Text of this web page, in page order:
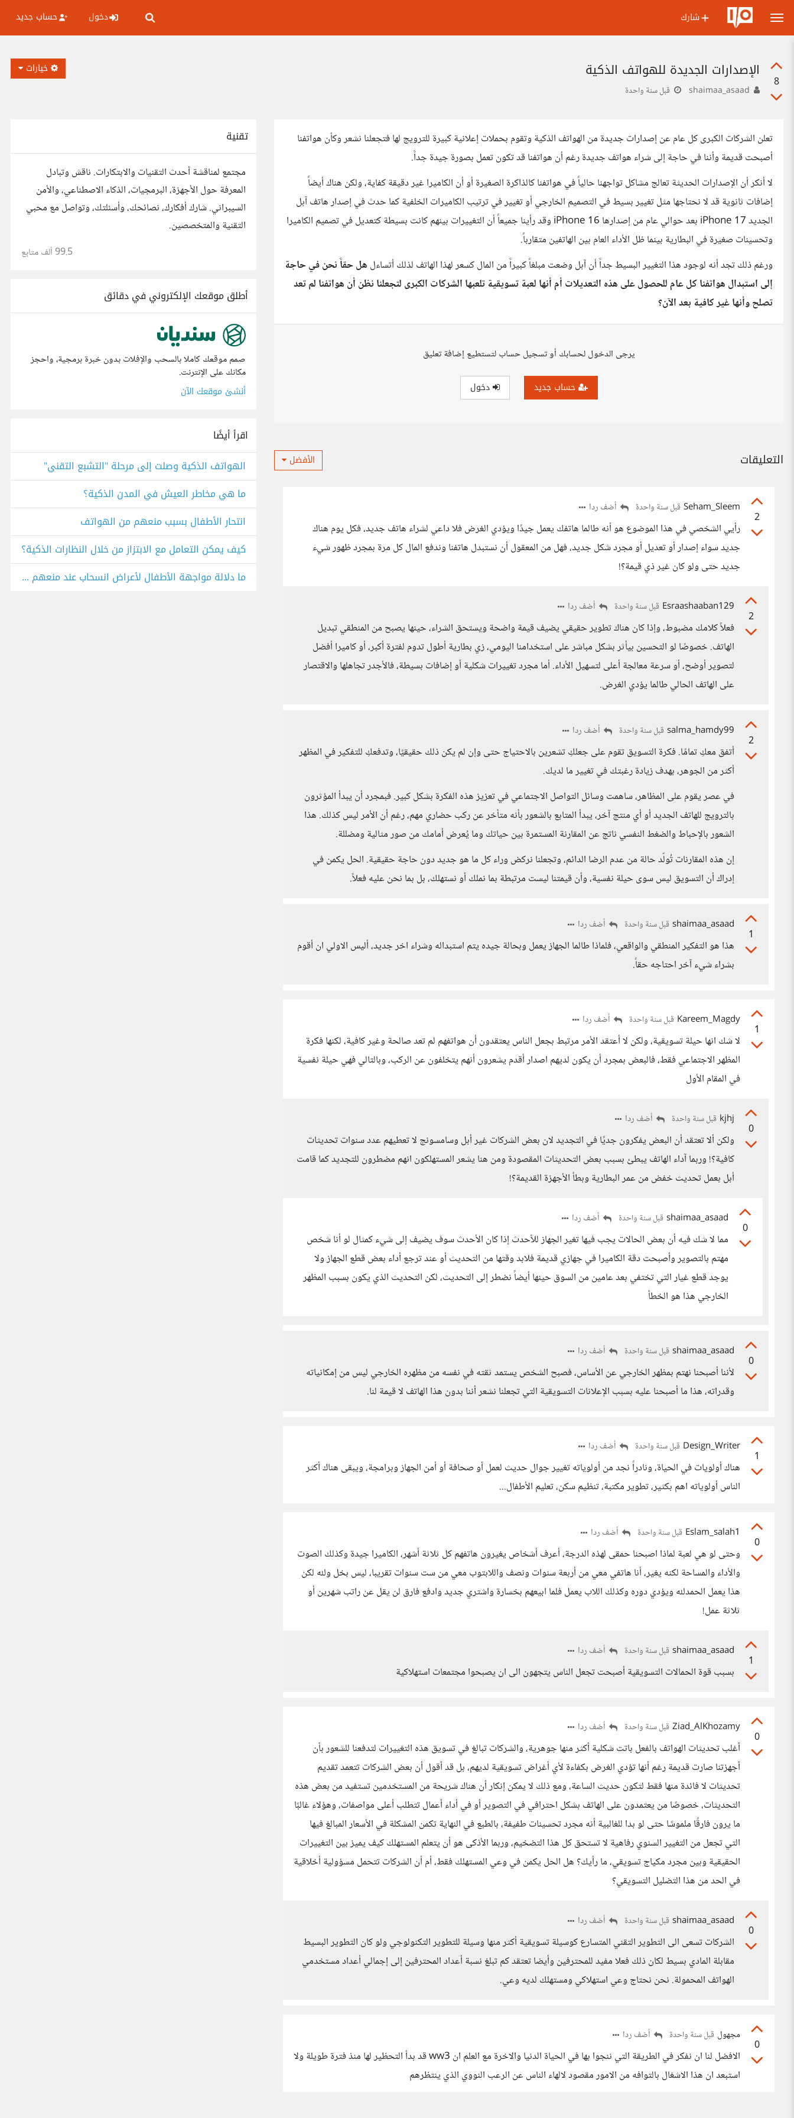
شارك دخول حساب جديد
8
الإصدارات الجديدة للهواتف الذكية
قبل سنة واحدة
خيارات
تعلن الشركات الكبرى كل عام عن إصدارات جديدة من الهواتف الذكية وتقوم بحملات إعلانية كبيرة للترويج لها فتجعلنا نشعر وكأن هواتفنا
أصبحت قديمة وأننا في حاجة إلى شراء هواتف جديدة رغم أن هواتفنا قد تكون تعمل بصورة جيدة جداََ.
لا أنكر أن الإصدارات الحديثة تعالج مشاكل تواجهنا حالياََ في هواتفنا كالذاكرة الصغيرة أو أن الكاميرا غير دقيقة كفاية، ولكن هناك أيضاََ
إضافات ثانوية قد لا نحتاجها مثل تغيير بسيط في التصميم الخارجي أو تغيير في ترتيب الكاميرات الخلفية كما حدث في إصدار هاتف آبل
الجديد iPhone 17 بعد حوالي عام من إصدارها iPhone 16 وقد رأينا جميعاََ أن التغييرات بينهم كانت بسيطة كتعديل في تصميم الكاميرا
وتحسينات صغيرة في البطارية بينما ظل الأداء العام بين الهاتفين متقارباََ.
ورغم ذلك تجد أنه لوجود هذا التغيير البسيط جداََ أن آبل وضعت مبلغاََ كبيراََ من المال كسعر لهذا الهاتف لذلك أتساءل هل حقاََ نحن في حاجة
إلى استبدال هواتفنا كل عام للحصول على هذه التعديلات أم أنها لعبة تسويقية تلعبها الشركات الكبرى لتجعلنا نظن أن هواتفنا لم تعد
تصلح وأنها غير كافية بعد الآن؟
يرجى الدخول لحسابك أو تسجيل حساب لتستطيع إضافة تعليق
حساب جديد دخول
التعليقات الأفضل
2
Seham_Sleem قبل سنة واحدة أضف ردا
رأيي الشخصي في هذا الموضوع هو أنه طالما هاتفك يعمل جيدًا ويؤدي الغرض فلا داعي لشراء هاتف جديد، فكل يوم هناك
جديد سواء إصدار أو تعديل أو مجرد شكل جديد، فهل من المعقول أن نستبدل هاتفنا وندفع المال كل مرة بمجرد ظهور شيء
جديد حتى ولو كان غير ذي قيمة؟!
2
Esraashaaban129 قبل سنة واحدة أضف ردا
فعلاً كلامك مضبوط، وإذا كان هناك تطوير حقيقي يضيف قيمة واضحة ويستحق الشراء، حينها يصبح من المنطقي تبديل
الهاتف. خصوصًا لو التحسين بيأثر بشكل مباشر على استخدامنا اليومي، زي بطارية أطول تدوم لفترة أكبر، أو كاميرا أفضل
لتصوير أوضح، أو سرعة معالجة أعلى لتسهيل الأداء. أما مجرد تغييرات شكلية أو إضافات بسيطة، فالأجدر تجاهلها والاقتصار
على الهاتف الحالي طالما يؤدي الغرض.
2
salma_hamdy99 قبل سنة واحدة أضف ردا
أتفق معكِ تمامًا. فكرة التسويق تقوم على جعلكِ تشعرين بالاحتياج حتى وإن لم يكن ذلك حقيقيًا، وتدفعكِ للتفكير في المظهر
أكثر من الجوهر، بهدف زيادة رغبتك في تغيير ما لديك.
​في عصر يقوم على المظاهر، ساهمت وسائل التواصل الاجتماعي في تعزيز هذه الفكرة بشكل كبير. فبمجرد أن يبدأ المؤثرون
بالترويج للهاتف الجديد أو أي منتج آخر، يبدأ المتابع بالشعور بأنه متأخر عن ركب حضاري مهم، رغم أن الأمر ليس كذلك. هذا
الشعور بالإحباط والضغط النفسي ناتج عن المقارنة المستمرة بين حياتك وما يُعرض أمامك من صور مثالية ومضللة.
​إن هذه المقارنات تُولّد حالة من عدم الرضا الدائم، وتجعلنا نركض وراء كل ما هو جديد دون حاجة حقيقية. الحل يكمن في
إدراك أن التسويق ليس سوى حيلة نفسية، وأن قيمتنا ليست مرتبطة بما نملك أو نستهلك، بل بما نحن عليه فعلاً.
1
shaimaa_asaad قبل سنة واحدة أضف ردا
هذا هو التفكير المنطقي والواقعي، فلماذا طالما الجهاز يعمل وبحالة جيده يتم استبداله وشراء اخر جديد، أليس الاولي ان أقوم
بشراء شيء آخر احتاجه حقاً.
1
Kareem_Magdy قبل سنة واحدة أضف ردا
لا شك انها حيلة تسويقية، ولكن لا أعتقد الأمر مرتبط بجعل الناس يعتقدون أن هواتفهم لم تعد صالحة وغير كافية، لكنها فكرة
المظهر الاجتماعي فقط، فالبعض بمجرد أن يكون لديهم اصدار أقدم يشعرون أنهم يتخلفون عن الركب، وبالتالي فهي حيلة نفسية
في المقام الأول
0
kjhj قبل سنة واحدة أضف ردا
ولكن ألا تعتقد أن البعض يفكرون جديًا في التجديد لان بعض الشركات غير أبل وسامسونج لا تعطيهم عدد سنوات تحديثات
كافية؟! وربما آداء الهاتف يبطئ بسبب بعض التحديثات المقصودة ومن هنا يشعر المستهلكون انهم مضطرون للتجديد كما قامت
أبل بعمل تحديث خفض من عمر البطارية وبطأ الأجهزة القديمة؟!
0
shaimaa_asaad قبل سنة واحدة أضف ردا
مما لا شك فيه أن بعض الحالات يجب فيها تغير الجهاز للأحدث إذا كان الأحدث سوف يضيف إلى شيء كمثال لو أنا شخص
مهتم بالتصوير وأصبحت دقة الكاميرا في جهازي قديمة فلابد وقتها من التحديث أو عند ترجع أداء بعض قطع الجهاز ولا
يوجد قطع غيار التي تختفي بعد عامين من السوق حينها أيضاً نضطر إلى التحديث، لكن التحديث الذي يكون بسبب المظهر
الخارجي هذا هو الخطأ
0
shaimaa_asaad قبل سنة واحدة أضف ردا
لأننا أصبحنا نهتم بمظهر الخارجي عن الأساس، فصبح الشخص يستمد ثقته في نفسه من مظهره الخارجي ليس من إمكانياته
وقدراته، هذا ما أصبحنا عليه بسبب الإعلانات التسويقية التي تجعلنا نشعر أننا بدون هذا الهاتف لا قيمة لنا.
1
Design_Writer قبل سنة واحدة أضف ردا
هناك أولويات في الحياة، ونادراً نجد من أولوياته تغيير جوال حديث لعمل أو صحافة أو أمن الجهاز وبرامجة، ويبقى هناك أكثر
الناس أولوياته اهم بكثير، تطوير مكتبة، تنظيم سكن، تعليم الأطفال...
0
Eslam_salah1 قبل سنة واحدة أضف ردا
وحتى لو هي لعبة لماذا اصبحنا حمقى لهذه الدرجة، أعرف أشخاص يغيرون هاتفهم كل ثلاثة أشهر، الكاميرا جيدة وكذلك الصوت
والأداء والمساحة لكنه يغير، أنا هاتفي معي من أربعة سنوات ونصف واللابتوب معي من ست سنوات تقريبا، ليس بخل ولله لكن
هذا يعمل الحمدلله ويؤدي دوره وكذلك اللاب يعمل فلما ابيعهم بخسارة واشتري جديد وادفع فارق لن يقل عن راتب شهرين أو
ثلاثة عمل!
1
shaimaa_asaad قبل سنة واحدة أضف ردا
بسبب قوة الحمالات التسويقية أصبحت تجعل الناس يتجهون الى ان يصبحوا مجتمعات استهلاكية
0
Ziad_AlKhozamy قبل سنة واحدة أضف ردا
أغلب تحديثات الهواتف بالفعل باتت شكلية أكثر منها جوهرية، والشركات تبالغ في تسويق هذه التغييرات لتدفعنا للشعور بأن
أجهزتنا صارت قديمة رغم أنها تؤدي الغرض بكفاءة لأي أغراض تسويقية لديهم، بل قد أقول أن بعض الشركات تتعمد تقديم
تحديثات لا فائدة منها فقط لتكون حديث الساعة، ومع ذلك لا يمكن إنكار أن هناك شريحة من المستخدمين تستفيد من بعض هذه
التحديثات، خصوصًا من يعتمدون على الهاتف بشكل احترافي في التصوير أو في أداء أعمال تتطلب أعلى مواصفات، وهؤلاء غالبًا
ما يرون فارقًا ملموسًا حتى لو بدا للغالبية أنه مجرد تحسينات طفيفة، بالطبع في النهاية تكمن المشكلة في الأسعار المبالغ فيها
التي تجعل من التغيير السنوي رفاهية لا تستحق كل هذا التضخيم، وربما الأذكى هو أن يتعلم المستهلك كيف يميز بين التغييرات
الحقيقية وبين مجرد مكياج تسويقي، ما رأيك؟ هل الحل يكمن في وعي المستهلك فقط، أم أن الشركات تتحمل مسؤولية أخلاقية
في الحد من هذا التضليل التسويقي؟
0
shaimaa_asaad قبل سنة واحدة أضف ردا
الشركات تسعى الى التطوير التقني المتسارع كوسيلة تسويقية أكثر منها وسيلة للتطوير التكنولوجي ولو كان التطوير البسيط
مقابلة المادي بسيط لكان ذلك فعلا مفيد للمحترفين وأيضا تعتقد كم تبلغ نسبة أعداد المحترفين إلى إجمالي أعداد مستخدمي
الهواتف المحمولة. نحن نحتاج وعي استهلاكي ومستهلك لديه وعي.
0
مجهول قبل سنة واحدة أضف ردا
الافضل لنا ان نفكر في الطريقة التي ننجوا بها في الحياة الدنيا والاخرة مع العلم ان ww3 قد بدأ التحظير لها منذ فترة طويلة ولا
استبعد ان هذا الاشغال بالتوافه من الامور مقصود لالهاء الناس عن الرعب النووي الذي ينتظرهم
تقنية
مجتمع لمناقشة أحدث التقنيات والابتكارات. ناقش وتبادل
المعرفة حول الأجهزة، البرمجيات، الذكاء الاصطناعي، والأمن
السيبراني. شارك أفكارك، نصائحك، وأسئلتك، وتواصل مع محبي
التقنية والمتخصصين.
99.5 ألف متابع
أطلق موقعك الإلكتروني في دقائق
صمم موقعك كاملا بالسحب والإفلات بدون خبرة برمجية، واحجز
مكانك على الإنترنت.
أنشئ موقعك الآن
اقرأ أيضًا
الهواتف الذكية وصلت إلى مرحلة "التشبع التقني"
ما هي مخاطر العيش في المدن الذكية؟
انتحار الأطفال بسبب منعهم من الهواتف
كيف يمكن التعامل مع الابتزاز من خلال النظارات الذكية؟
ما دلالة مواجهة الأطفال لأعراض انسحاب عند منعهم من استخدام الهواتف؟